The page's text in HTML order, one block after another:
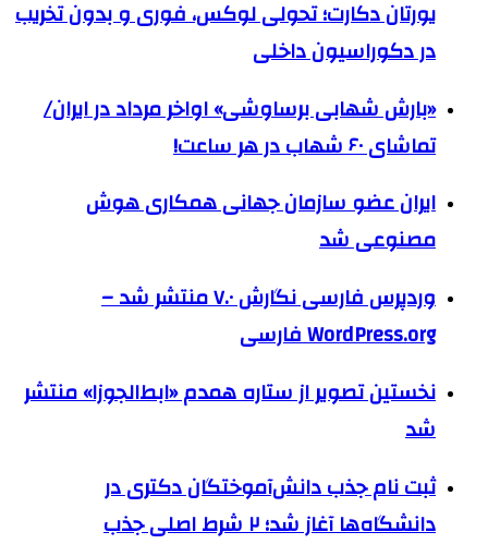
یورتان دکارت؛ تحولی لوکس، فوری و بدون تخریب
در دکوراسیون داخلی
«بارش شهابی برساوشی» اواخر مرداد در ایران/
تماشای ۶۰ شهاب در هر ساعت!
ایران عضو سازمان جهانی همکاری هوش
مصنوعی شد
وردپرس فارسی نگارش ۷.۰ منتشر شد –
WordPress.org فارسی
نخستین تصویر از ستاره همدم «ابط‌الجوزا» منتشر
شد
ثبت نام جذب دانش‌آموختگان دکتری در
دانشگاه‌ها آغاز شد؛ ۲ شرط اصلی جذب